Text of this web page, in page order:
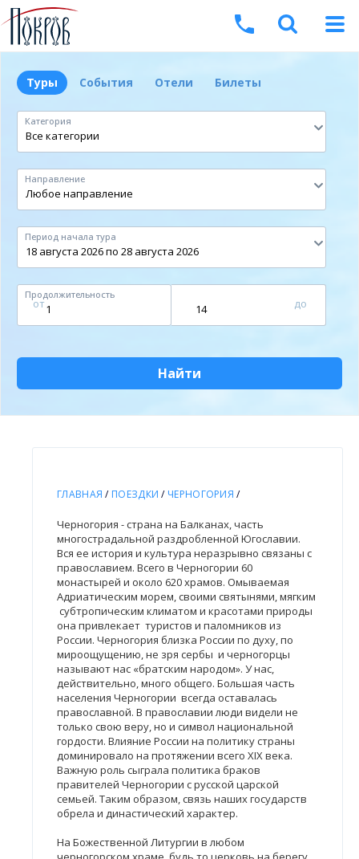
Туры События Отели Билеты
Категория
Направление
Период начала тура
Продолжительность
от до
Найти
ГЛАВНАЯ / ПОЕЗДКИ / ЧЕРНОГОРИЯ /
Черногория - страна на Балканах, часть
многострадальной раздробленной Югославии.
Вся ее история и культура неразрывно связаны с
православием. Всего в Черногории 60
монастырей и около 620 храмов. Омываемая
Адриатическим морем, своими святынями, мягким
субтропическим климатом и красотами природы
она привлекает туристов и паломников из
России. Черногория близка России по духу, по
мироощущению, не зря сербы и черногорцы
называют нас «братским народом». У нас,
действительно, много общего. Большая часть
населения Черногории всегда оставалась
православной. В православии люди видели не
только свою веру, но и символ национальной
гордости. Влияние России на политику страны
доминировало на протяжении всего XIX века.
Важную роль сыграла политика браков
правителей Черногории с русской царской
семьей. Таким образом, связь наших государств
обрела и династический характер.
На Божественной Литургии в любом